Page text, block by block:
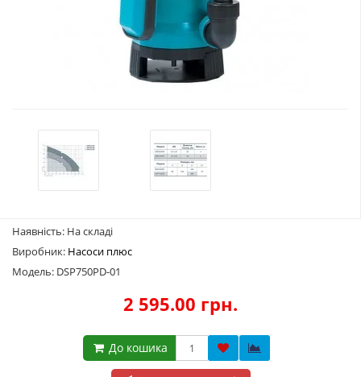
Наявність: На складі
Виробник: Насоси плюс
Модель: DSP750PD-01
2 595.00 грн.
До кошика